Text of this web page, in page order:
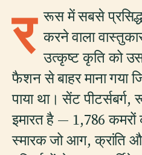
र रूस में सबसे
करने वाला
उत्कृष्ट कृति को उस
फैशन से बाहर माना गया
पाया था। सेंट
इमारत है — 1,786 कमरों
स्मारक जो आग, क्रांति